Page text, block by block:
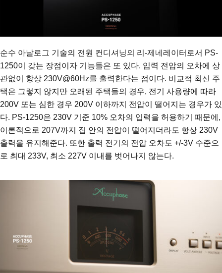
순수 아날로그 기술의 전원 컨디셔닝의 리-제네레이터로서 PS-
1250이 갖는 장점이자 기능들은 또 있다. 입력 전압의 오차에 상
관없이 항상 230V@60Hz를 출력한다는 점이다. 비교적 최신 주
택은 그렇지 않지만 오래된 주택들의 경우, 전기 사용량에 따라
200V 또는 심한 경우 200V 이하까지 전압이 떨어지는 경우가 있
다. PS-1250은 230V 기준 10% 오차의 입력을 허용하기 때문에,
이론적으로 207V까지 집 안의 전압이 떨어지더라도 항상 230V
출력을 유지해준다. 또한 출력 전기의 전압 오차도 +/-3V 수준으
로 최대 233V, 최소 227V 이내를 벗어나지 않는다.